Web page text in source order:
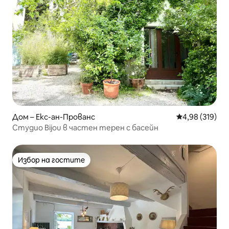
Дом – Екс-ан-Прованс Средна
4,98 (319)
Студио Bijou в частен терен с басейн
Избор на гостите
Избор на гостите